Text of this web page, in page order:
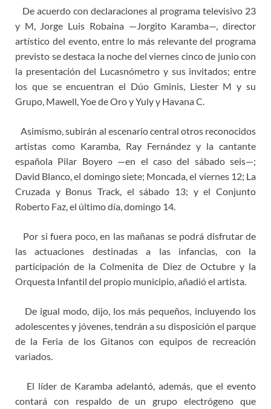
De acuerdo con declaraciones al programa televisivo 23
y M, Jorge Luis Robaina —Jorgito Karamba—, director
artístico del evento, entre lo más relevante del programa
previsto se destaca la noche del viernes cinco de junio con
la presentación del Lucasnómetro y sus invitados; entre
los que se encuentran el Dúo Gminis, Liester M y su
Grupo, Mawell, Yoe de Oro y Yuly y Havana C.
Asimismo, subirán al escenario central otros reconocidos
artistas como Karamba, Ray Fernández y la cantante
española Pilar Boyero —en el caso del sábado seis—;
David Blanco, el domingo siete; Moncada, el viernes 12; La
Cruzada y Bonus Track, el sábado 13; y el Conjunto
Roberto Faz, el último día, domingo 14.
Por si fuera poco, en las mañanas se podrá disfrutar de
las actuaciones destinadas a las infancias, con la
participación de la Colmenita de Diez de Octubre y la
Orquesta Infantil del propio municipio, añadió el artista.
De igual modo, dijo, los más pequeños, incluyendo los
adolescentes y jóvenes, tendrán a su disposición el parque
de la Feria de los Gitanos con equipos de recreación
variados.
El líder de Karamba adelantó, además, que el evento
contará con respaldo de un grupo electrógeno que